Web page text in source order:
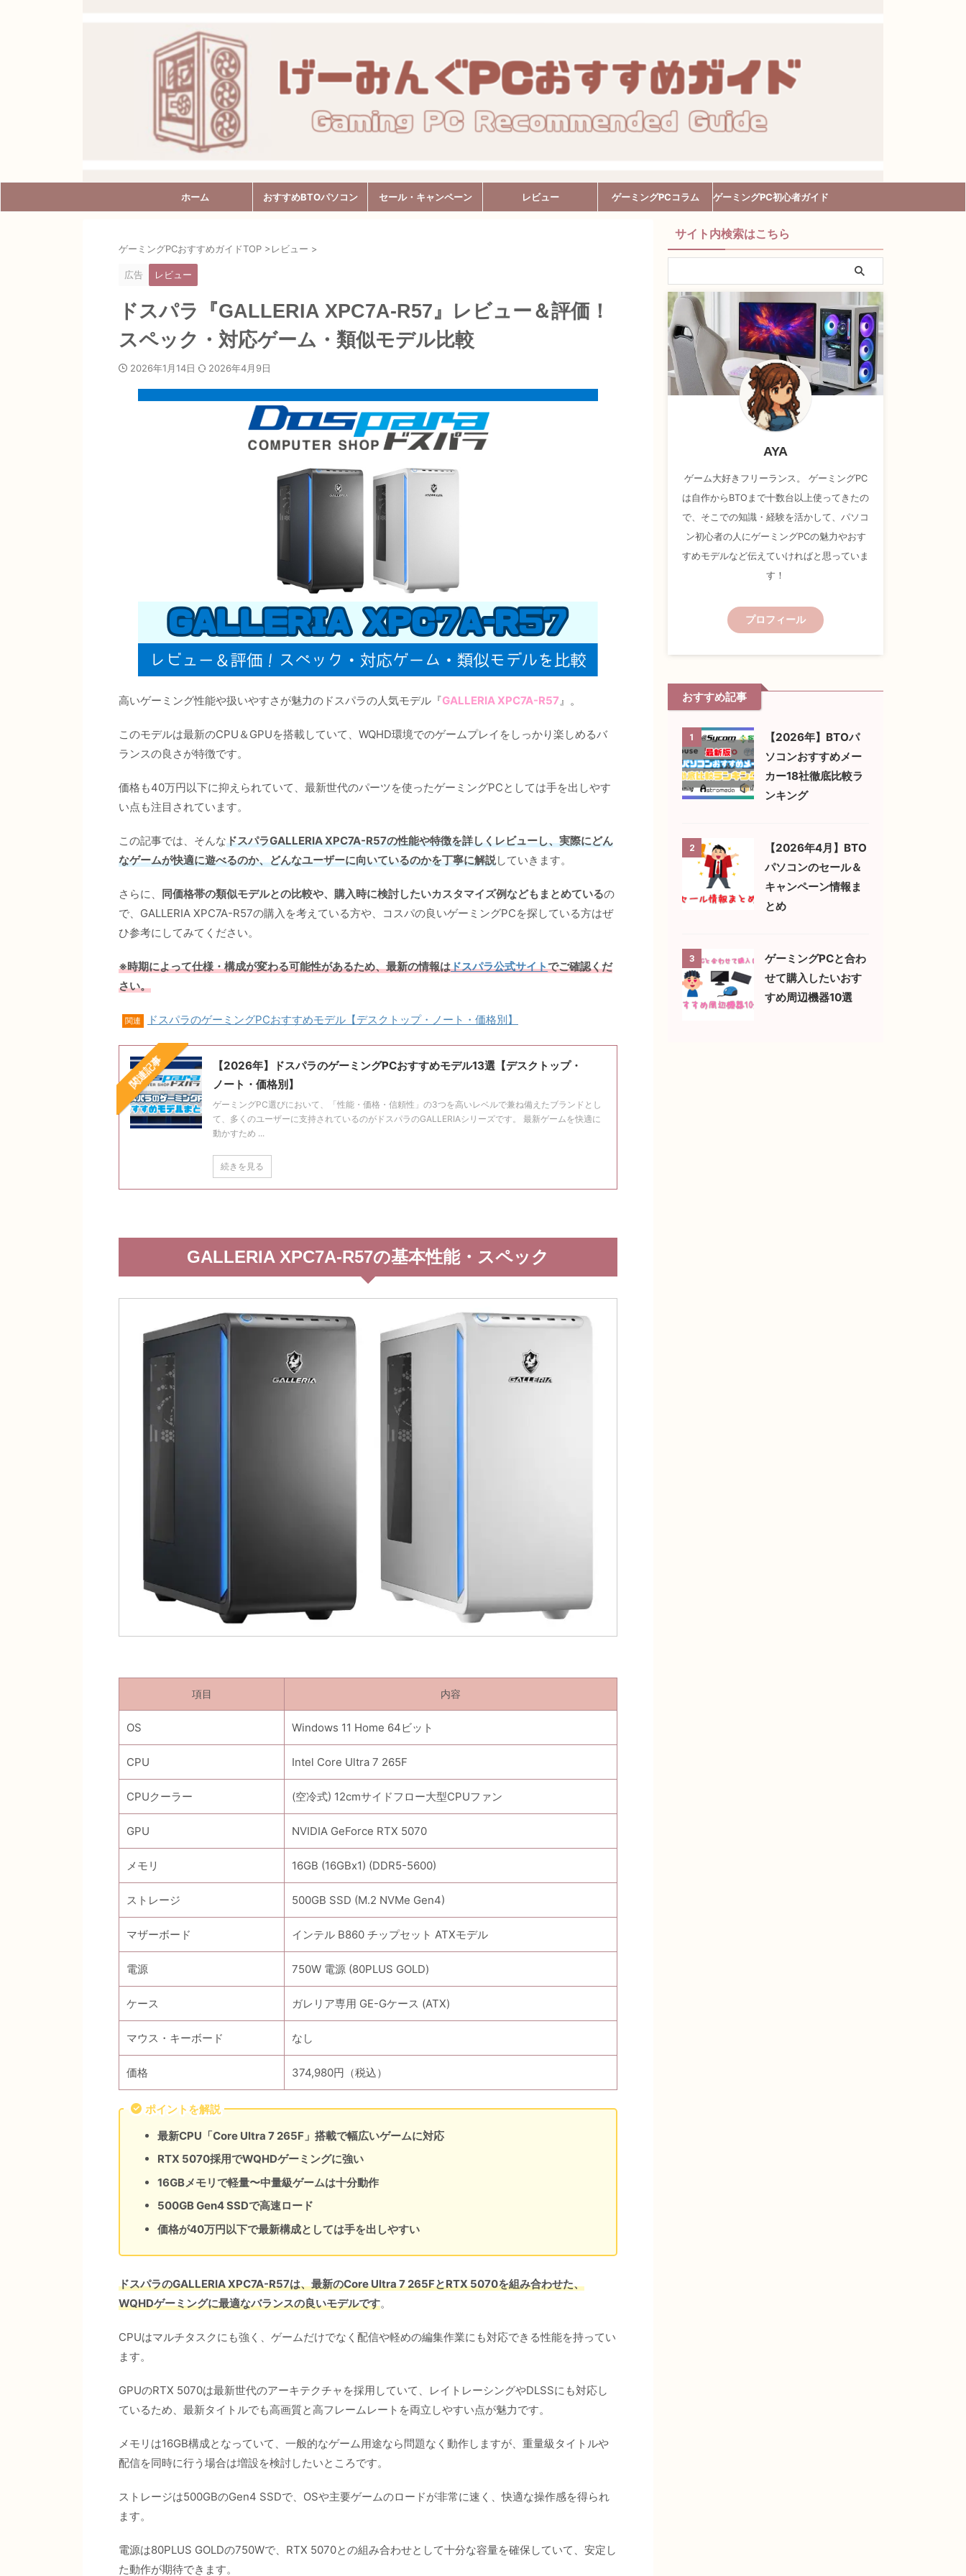
ホーム おすすめBTOパソコン セール・キャンペーン レビュー ゲーミングPCコラム ゲーミングPC初心者ガイド
ゲーミングPCおすすめガイドTOP >レビュー >
広告 レビュー
ドスパラ『GALLERIA XPC7A-R57』レビュー＆評価！
スペック・対応ゲーム・類似モデル比較
2026年1月14日 2026年4月9日
高いゲーミング性能や扱いやすさが魅力のドスパラの人気モデル『GALLERIA XPC7A-R57』。
このモデルは最新のCPU＆GPUを搭載していて、WQHD環境でのゲームプレイをしっかり楽しめるバ
ランスの良さが特徴です。
価格も40万円以下に抑えられていて、最新世代のパーツを使ったゲーミングPCとしては手を出しやす
い点も注目されています。
この記事では、そんなドスパラGALLERIA XPC7A-R57の性能や特徴を詳しくレビューし、実際にどん
なゲームが快適に遊べるのか、どんなユーザーに向いているのかを丁寧に解説していきます。
さらに、 同価格帯の類似モデルとの比較や、購入時に検討したいカスタマイズ例などもまとめているの
で、GALLERIA XPC7A-R57の購入を考えている方や、コスパの良いゲーミングPCを探している方はぜ
ひ参考にしてみてください。
※時期によって仕様・構成が変わる可能性があるため、最新の情報はドスパラ公式サイトでご確認くだ
さい。
関連 ドスパラのゲーミングPCおすすめモデル【デスクトップ・ノート・価格別】
関連記事
【2026年】ドスパラのゲーミングPCおすすめモデル13選【デスクトップ・
ノート・価格別】
ゲーミングPC選びにおいて、「性能・価格・信頼性」の3つを高いレベルで兼ね備えたブランドとし
て、多くのユーザーに支持されているのがドスパラのGALLERIAシリーズです。 最新ゲームを快適に
動かすため ...
続きを見る
GALLERIA XPC7A-R57の基本性能・スペック
項目 内容
OS Windows 11 Home 64ビット
CPU Intel Core Ultra 7 265F
CPUクーラー (空冷式) 12cmサイドフロー大型CPUファン
GPU NVIDIA GeForce RTX 5070
メモリ 16GB (16GBx1) (DDR5-5600)
ストレージ 500GB SSD (M.2 NVMe Gen4)
マザーボード インテル B860 チップセット ATXモデル
電源 750W 電源 (80PLUS GOLD)
ケース ガレリア専用 GE-Gケース (ATX)
マウス・キーボード なし
価格 374,980円（税込）
ポイントを解説
最新CPU「Core Ultra 7 265F」搭載で幅広いゲームに対応
RTX 5070採用でWQHDゲーミングに強い
16GBメモリで軽量〜中量級ゲームは十分動作
500GB Gen4 SSDで高速ロード
価格が40万円以下で最新構成としては手を出しやすい
ドスパラのGALLERIA XPC7A-R57は、最新のCore Ultra 7 265FとRTX 5070を組み合わせた、
WQHDゲーミングに最適なバランスの良いモデルです。
CPUはマルチタスクにも強く、ゲームだけでなく配信や軽めの編集作業にも対応できる性能を持ってい
ます。
GPUのRTX 5070は最新世代のアーキテクチャを採用していて、レイトレーシングやDLSSにも対応し
ているため、最新タイトルでも高画質と高フレームレートを両立しやすい点が魅力です。
メモリは16GB構成となっていて、一般的なゲーム用途なら問題なく動作しますが、重量級タイトルや
配信を同時に行う場合は増設を検討したいところです。
ストレージは500GBのGen4 SSDで、OSや主要ゲームのロードが非常に速く、快適な操作感を得られ
ます。
電源は80PLUS GOLDの750Wで、RTX 5070との組み合わせとして十分な容量を確保していて、安定し
た動作が期待できます。
サイト内検索はこちら
AYA
ゲーム大好きフリーランス。 ゲーミングPC
は自作からBTOまで十数台以上使ってきたの
で、そこでの知識・経験を活かして、パソコ
ン初心者の人にゲーミングPCの魅力やおす
すめモデルなど伝えていければと思っていま
す！
プロフィール
おすすめ記事
1
【2026年】BTOパ
ソコンおすすめメー
カー18社徹底比較ラ
ンキング
2
【2026年4月】BTO
パソコンのセール＆
キャンペーン情報ま
とめ
3
ゲーミングPCと合わ
せて購入したいおす
すめ周辺機器10選